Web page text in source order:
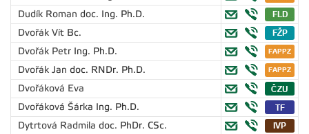
Dudík Roman doc. Ing. Ph.D.
Dvořák Vít Bc.
Dvořák Petr Ing. Ph.D.
Dvořák Jan doc. RNDr. Ph.D.
Dvořáková Eva
Dvořáková Šárka Ing. Ph.D.
Dytrtová Radmila doc. PhDr. CSc.